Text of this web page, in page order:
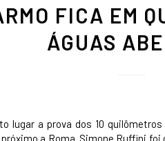
FICA EM
ÁGUAS
lugar a prova dos 10
a Roma. Simone Ruffini